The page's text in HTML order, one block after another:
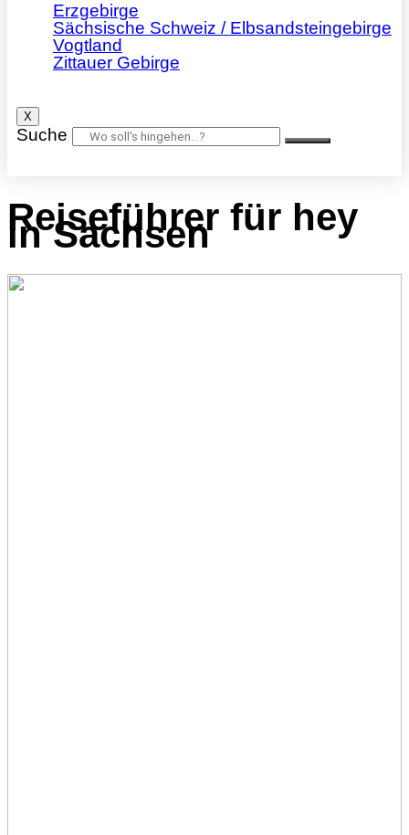
Erzgebirge
Sächsische Schweiz / Elbsandsteingebirge
Vogtland
Zittauer Gebirge
X
Suche
Reiseführer für hey
in Sachsen